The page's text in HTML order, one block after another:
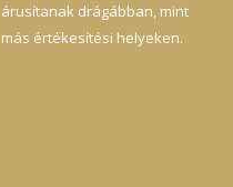
árusítanak drágábban, mint
más értékesítési helyeken.